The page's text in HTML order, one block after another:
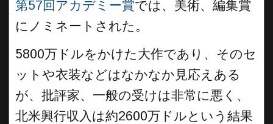
第57回アカデミー賞では、美術、編集賞
にノミネートされた。
5800万ドルをかけた大作であり、そのセ
ットや衣装などはなかなか見応えある
が、批評家、一般の受けは非常に悪く、
北米興行収入は約2600万ドルという結果